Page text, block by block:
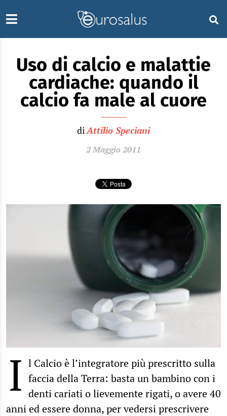
Uso di calcio e malattie
cardiache: quando il
calcio fa male al cuore
diAttilio Speciani
2 Maggio 2011
I l Calcio è l’integratore più prescritto sulla
faccia della Terra: basta un bambino con i
denti cariati o lievemente rigati, o avere 40
anni ed essere donna, per vedersi prescrivere